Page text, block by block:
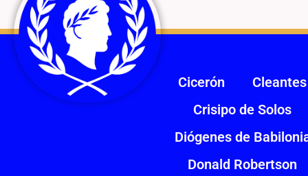
Cicerón
Cleantes
Crisipo de Solos
Diógenes de
Donald Robertson